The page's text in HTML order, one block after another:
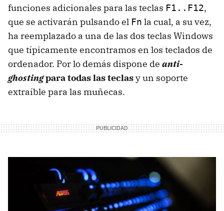
funciones adicionales para las teclas F1..F12,
que se activarán pulsando el Fn la cual, a su vez,
ha reemplazado a una de las dos teclas Windows
que típicamente encontramos en los teclados de
ordenador. Por lo demás dispone de anti-
ghostingpara todas las teclasy un soporte
extraíble para las muñecas.